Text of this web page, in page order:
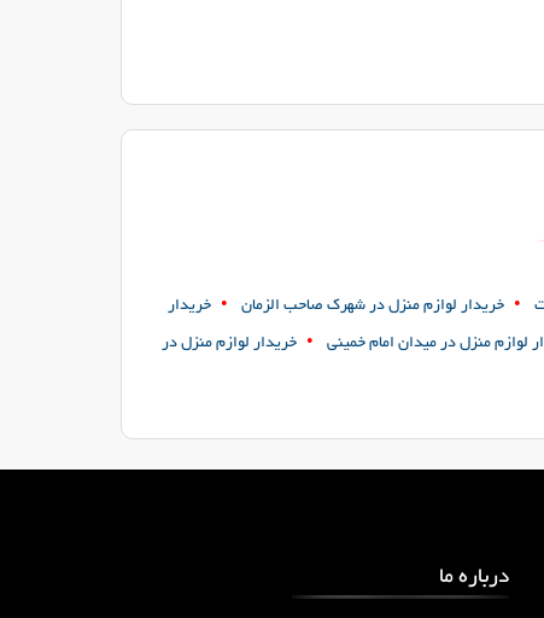
• خریدار لوازم منزل در شهرک صاحب الزمان • خریدار
لوازم منزل در میدان امام خمینی • خریدار لوازم منزل در
درباره ما